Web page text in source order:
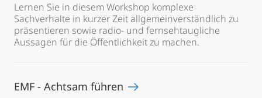
Lernen Sie in diesem Workshop komplexe
Sachverhalte in kurzer Zeit allgemeinverständlich zu
präsentieren sowie radio- und fernsehtaugliche
Aussagen für die Öffentlichkeit zu machen.
EMF - Achtsam führen